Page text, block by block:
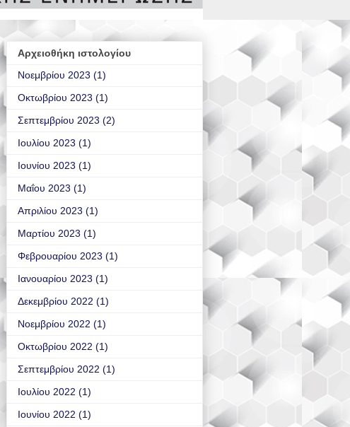
Αρχειοθήκη ιστολογίου
Νοεμβρίου 2023 (1)
Οκτωβρίου 2023 (1)
Σεπτεμβρίου 2023 (2)
Ιουλίου 2023 (1)
Ιουνίου 2023 (1)
Μαΐου 2023 (1)
Απριλίου 2023 (1)
Μαρτίου 2023 (1)
Φεβρουαρίου 2023 (1)
Ιανουαρίου 2023 (1)
Δεκεμβρίου 2022 (1)
Νοεμβρίου 2022 (1)
Οκτωβρίου 2022 (1)
Σεπτεμβρίου 2022 (1)
Ιουλίου 2022 (1)
Ιουνίου 2022 (1)